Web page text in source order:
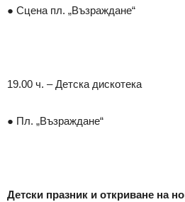
● Сцена пл. „Възраждане“
19.00 ч. – Детска дискотека
● Пл. „Възраждане“
Детски празник и откриване на